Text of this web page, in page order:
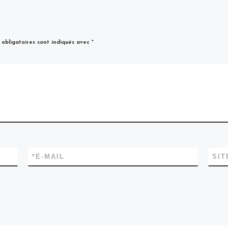
obligatoires sont indiqués avec*
E-MAIL
*